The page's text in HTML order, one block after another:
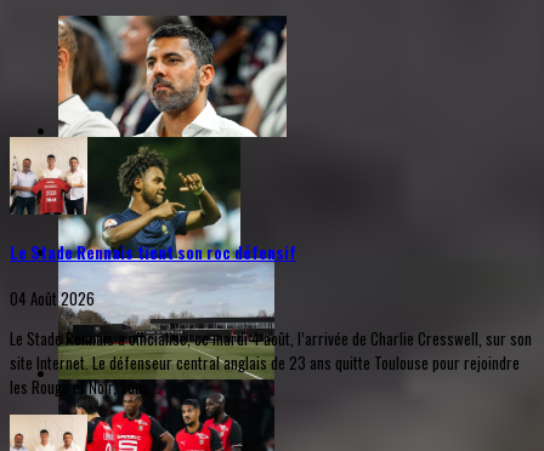
Le Stade Rennais tient son roc défensif
04 Août 2026
Le Stade Rennais a officialisé, ce mardi 4 août, l’arrivée de Charlie Cresswell, sur son
site Internet. Le défenseur central anglais de 23 ans quitte Toulouse pour rejoindre
les Rouge et Noir, sous...